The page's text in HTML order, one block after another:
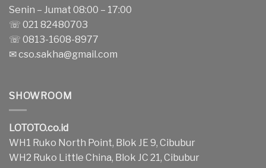
Senin – Jumat 08:00 – 17:00
☏ 021 82480703
☏ 0813-1608-8977
✉cso.sakha@gmail.com
SHOWROOM
LOTOTO.co.id
WH1 Ruko North Point, Blok JE 9, Cibubur
WH2 Ruko Little China, Blok JC 21, Cibubur